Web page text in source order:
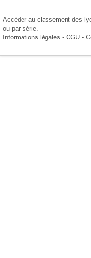
Accéder au classement des
ou par série
Informations légales - CGU -